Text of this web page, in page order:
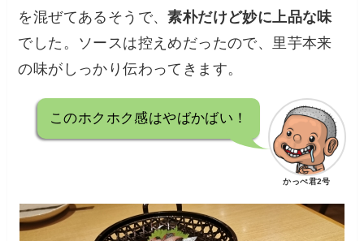
を混ぜてあるそうで、素朴だけど妙に上品な味
でした。ソースは控えめだったので、里芋本来
の味がしっかり伝わってきます。
このホクホク感はやばかばい！
かっぺ君2号